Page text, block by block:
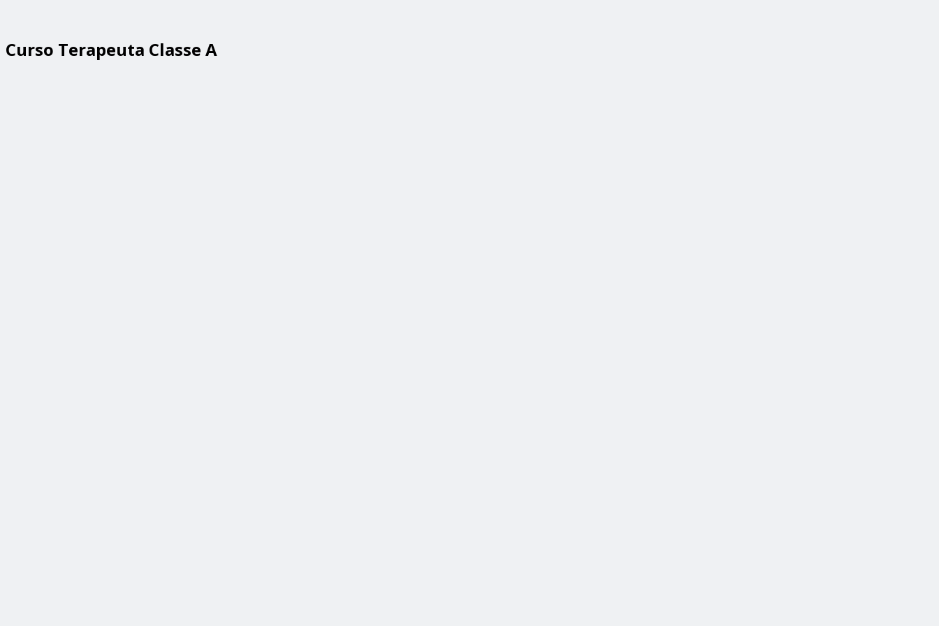
Curso Terapeuta Classe A